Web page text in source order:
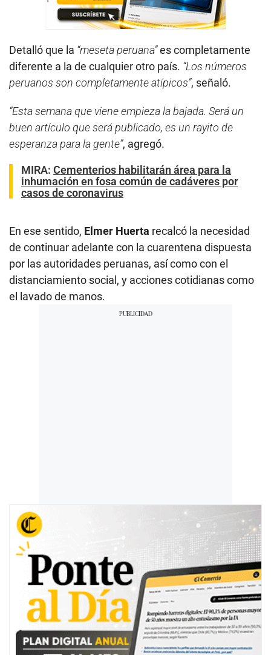
Detalló que la “meseta peruana”es completamente
diferente a la de cualquier otro país. “Los números
peruanos son completamente atípicos”, señaló.
“Esta semana que viene empieza la bajada. Será un
buen artículo que será publicado, es un rayito de
esperanza para la gente”, agregó.
MIRA: Cementerios habilitarán área para la
inhumación en fosa común de cadáveres por
casos de coronavirus
En ese sentido, Elmer Huerta recalcó la necesidad
de continuar adelante con la cuarentena dispuesta
por las autoridades peruanas, así como con el
distanciamiento social, y acciones cotidianas como
el lavado de manos.